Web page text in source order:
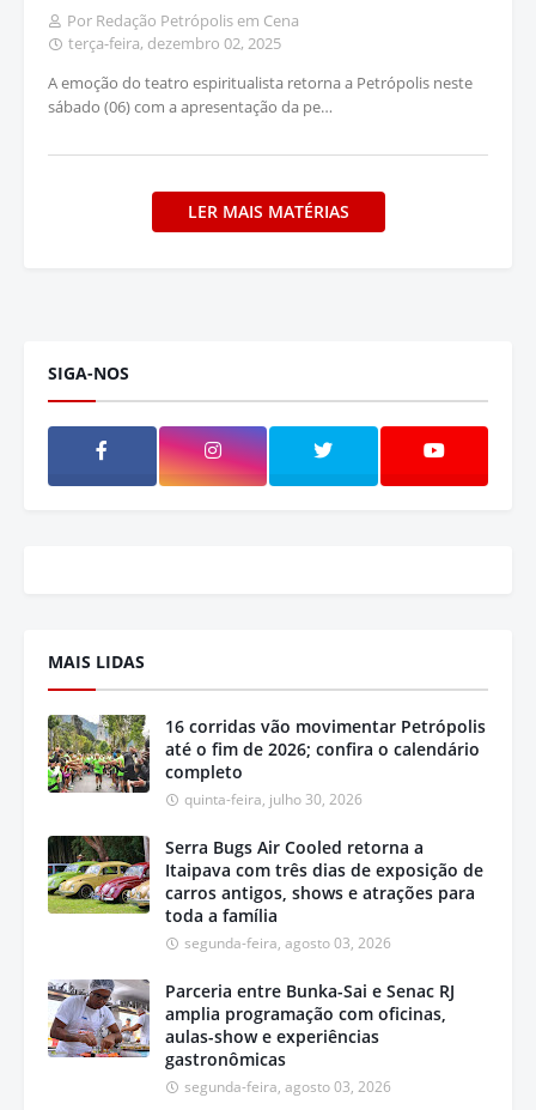
Por Redação Petrópolis em Cena
terça-feira, dezembro 02, 2025
A emoção do teatro espiritualista retorna a Petrópolis neste
sábado (06) com a apresentação da pe…
LER MAIS MATÉRIAS
SIGA-NOS
MAIS LIDAS
16 corridas vão movimentar Petrópolis
até o fim de 2026; confira o calendário
completo
quinta-feira, julho 30, 2026
Serra Bugs Air Cooled retorna a
Itaipava com três dias de exposição de
carros antigos, shows e atrações para
toda a família
segunda-feira, agosto 03, 2026
Parceria entre Bunka-Sai e Senac RJ
amplia programação com oficinas,
aulas-show e experiências
gastronômicas
segunda-feira, agosto 03, 2026